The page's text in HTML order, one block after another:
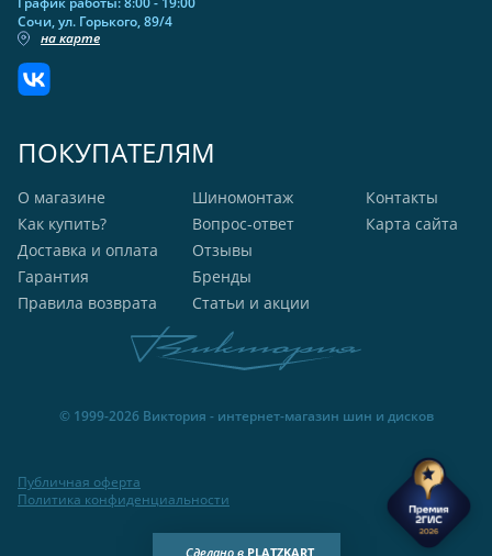
Сочи, ул. Горького, 89/4
на карте
ПОКУПАТЕЛЯМ
О магазине
Как купить?
Доставка и оплата
Гарантия
Правила возврата
Шиномонтаж
Вопрос-ответ
Отзывы
Бренды
Статьи и акции
Контакты
Карта сайта
© 1999-2026 Виктория - интернет-магазин шин и дисков
Публичная оферта
Политика конфиденциальности
Сделано в PLATZKART